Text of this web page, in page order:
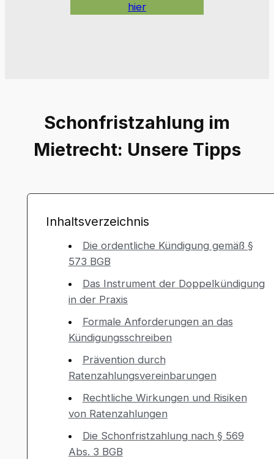
hier
Schonfristzahlung im
Mietrecht: Unsere Tipps
Inhaltsverzeichnis
Die ordentliche Kündigung gemäß §
573 BGB
Das Instrument der Doppelkündigung
in der Praxis
Formale Anforderungen an das
Kündigungsschreiben
Prävention durch
Ratenzahlungsvereinbarungen
Rechtliche Wirkungen und Risiken
von Ratenzahlungen
Die Schonfristzahlung nach § 569
Abs. 3 BGB